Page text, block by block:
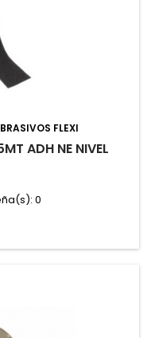
FLEXI
ADH NE NIVEL
0